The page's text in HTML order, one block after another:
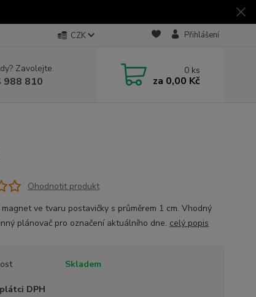
CZK Přihlášení
Zavolejte.
988 810
0 ks
za 0,00 Kč
Ohodnotit produkt
ve tvaru postavičky s průměrem 1 cm. Vhodný
plánovač pro označení aktuálního dne. celý popis
Skladem
DPH